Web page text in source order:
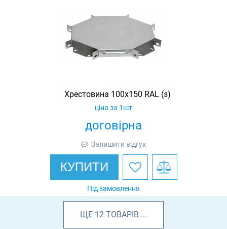
Хрестовина 100х150 RAL (з)
договірна
ціна за 1шт
Залишити відгук
КУПИТИ
Під замовлення
ЩЕ 12 ТОВАРІВ ...